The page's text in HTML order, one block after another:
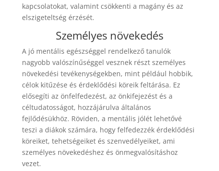
kapcsolatokat, valamint csökkenti a magány és az
elszigeteltség érzését.
Személyes növekedés
A jó mentális egészséggel rendelkező tanulók
nagyobb valószínűséggel vesznek részt személyes
növekedési tevékenységekben, mint például hobbik,
célok kitűzése és érdeklődési köreik feltárása. Ez
elősegíti az önfelfedezést, az önkifejezést és a
céltudatosságot, hozzájárulva általános
fejlődésükhöz. Röviden, a mentális jólét lehetővé
teszi a diákok számára, hogy felfedezzék érdeklődési
köreiket, tehetségeiket és szenvedélyeiket, ami
személyes növekedéshez és önmegvalósításhoz
vezet.